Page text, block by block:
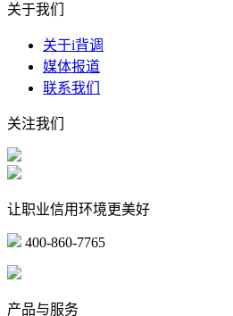
关于我们
关于i背调
媒体报道
联系我们
关注我们
让职业信用环境更美好
400-860-7765
产品与服务